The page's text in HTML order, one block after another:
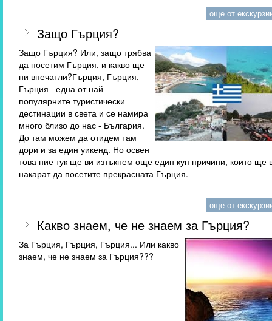
още от
Защо Гърция?
Защо Гърция? Или, защо трябва
да посетим Гърция, и какво ще
ни впечатли?Гърция, Гърция,
Гърция една от най-
популярните туристически
дестинации в света и се намира
много близо до нас - България.
До там можем да отидем там
дори и за един уикенд. Но освен
това ние тук ще ви изтъкнем още един куп причини, които ще
накарат да посетите прекрасната Гърция.
още от
Какво знаем, че не знаем за Гърция?
За Гърция, Гърция, Гърция... Или какво
знаем, че не знаем за Гърция???